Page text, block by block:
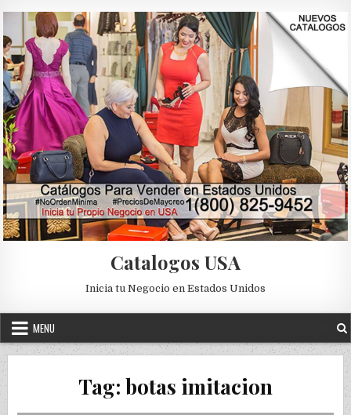
Catalogos USA
Inicia tu Negocio en Estados Unidos
MENU
Tag: botas imitacion